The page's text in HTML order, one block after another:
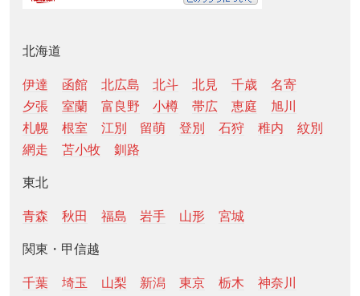
北海道
伊達 函館 北広島 北斗 北見 千歳
名寄
夕張
室蘭 富良野 小樽 帯広 恵庭
旭川
札幌
根室 江別 留萌 登別 石狩 稚内
紋別
網走
苫小牧 釧路
東北
青森 秋田 福島 岩手 山形 宮城
関東・甲信越
千葉 埼玉 山梨 新潟 東京 栃木
神奈川